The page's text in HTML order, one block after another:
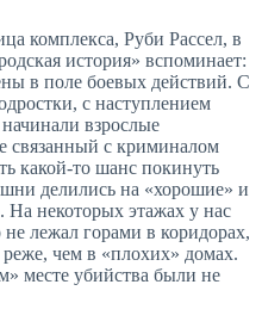
комплекса, Руби Рассел, в
история» вспоминает:
в поле боевых действий. С
с наступлением
взрослые
с криминалом
какой-то шанс покинуть
делились на «хорошие» и
некоторых этажах у нас
лежал горами в коридорах,
реже, чем в «плохих» домах.
месте убийства были не